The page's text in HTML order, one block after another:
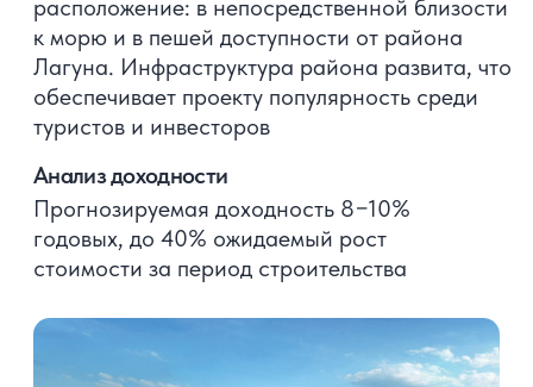
О проекте
Респектабельные виллы расположены
в северной части Камала. Дизайн
каждой виллы продуман до мельчайших
изысканный вкус
Специальное предложение
Специальные цены на старте продаж
Анализ доходности
Прогнозируемая доходность от 8%
годовых. Рост стоимости за период
строительства от 15% в год